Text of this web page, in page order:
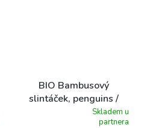
BIO Bambusový
slintáček, penguins /
Skladem u
partnera